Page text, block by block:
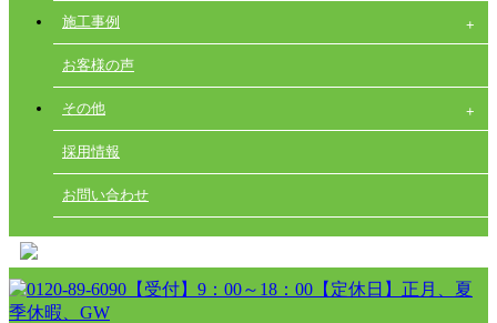
施工事例
お客様の声
その他
採用情報
お問い合わせ